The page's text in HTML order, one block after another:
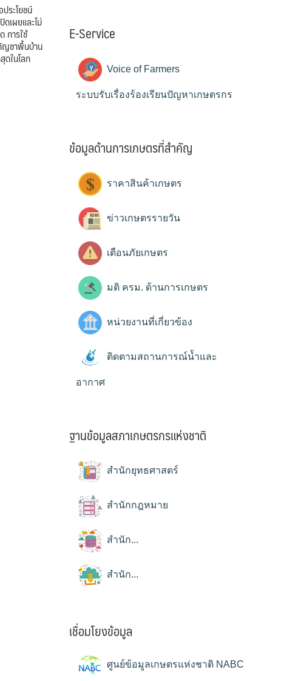
ะโยชน์
เผยและไม่
การใช้
ญชาพื้นบ้าน
ดในโลก
E-Service
Voice of Farmers
ระบบรับเรื่องร้องเรียนปัญหาเกษตรกร
ข้อมูลด้านการเกษตรที่สำคัญ
ราคาสินค้าเกษตร
ข่าวเกษตรรายวัน
เตือนภัยเกษตร
มติ ครม. ด้านการเกษตร
หน่วยงานที่เกี่ยวข้อง
ติดตามสถานการณ์น้ำและ
อากาศ
ฐานข้อมูลสภาเกษตรกรแห่งชาติ
สำนักยุทธศาสตร์
สำนักกฎหมาย
สำนัก...
สำนัก...
เชื่อมโยงข้อมูล
ศูนย์ข้อมูลเกษตรแห่งชาติ NABC